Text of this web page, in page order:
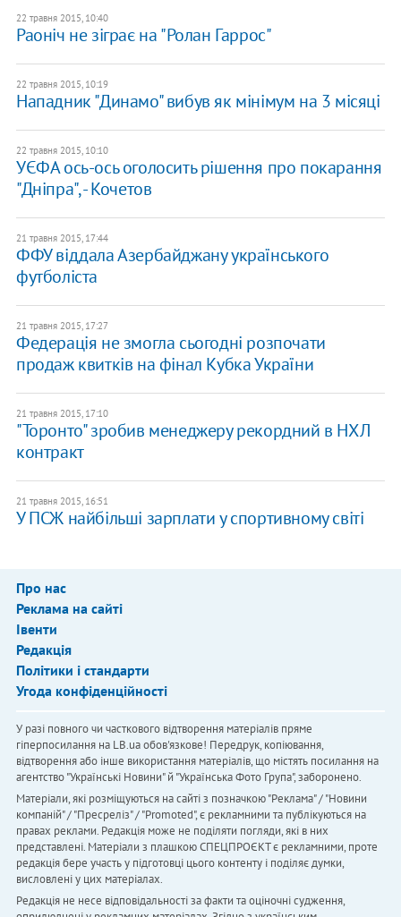
22 травня 2015, 10:40
Раоніч не зіграє на "Ролан Гаррос"
22 травня 2015, 10:19
Нападник "Динамо" вибув як мінімум на 3 місяці
22 травня 2015, 10:10
УЄФА ось-ось оголосить рішення про покарання
"Дніпра", - Кочетов
21 травня 2015, 17:44
ФФУ віддала Азербайджану українського
футболіста
21 травня 2015, 17:27
Федерація не змогла сьогодні розпочати
продаж квитків на фінал Кубка України
21 травня 2015, 17:10
"Торонто" зробив менеджеру рекордний в НХЛ
контракт
21 травня 2015, 16:51
У ПСЖ найбільші зарплати у спортивному світі
Про нас
Реклама на сайті
Івенти
Редакція
Політики і стандарти
Угода конфіденційності
У разі повного чи часткового відтворення матеріалів пряме
гіперпосилання на LB.ua обов'язкове! Передрук, копіювання,
відтворення або інше використання матеріалів, що містять посилання на
агентство "Українськi Новини" й "Українська Фото Група", заборонено.
Матеріали, які розміщуються на сайті з позначкою "Реклама" / "Новини
компаній" / "Пресреліз" / "Promoted", є рекламними та публікуються на
правах реклами. Редакція може не поділяти погляди, які в них
представлені. Матеріали з плашкою СПЕЦПРОЄКТ є рекламними, проте
редакція бере участь у підготовці цього контенту і поділяє думки,
висловлені у цих матеріалах.
Редакція не несе відповідальності за факти та оціночні судження,